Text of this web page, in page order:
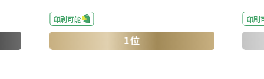
印刷可能
1位
印刷